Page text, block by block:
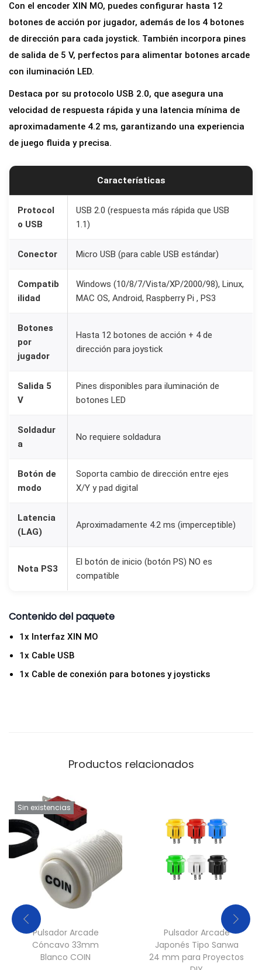
Con el encoder XIN MO, puedes configurar hasta 12
botones de acción por jugador, además de los 4 botones
de dirección para cada joystick. También incorpora pines
de salida de 5 V, perfectos para alimentar botones arcade
con iluminación LED.
Destaca por su protocolo USB 2.0, que asegura una
velocidad de respuesta rápida y una latencia mínima de
aproximadamente 4.2 ms, garantizando una experiencia
de juego fluida y precisa.
Características
Protocol
o USB
USB 2.0 (respuesta más rápida que USB
1.1)
Conector Micro USB (para cable USB estándar)
Compatib
ilidad
Windows (10/8/7/Vista/XP/2000/98), Linux,
MAC OS, Android, Raspberry Pi , PS3
Botones
por
jugador
Hasta 12 botones de acción + 4 de
dirección para joystick
Salida 5
V
Pines disponibles para iluminación de
botones LED
Soldadur
a
No requiere soldadura
Botón de
modo
Soporta cambio de dirección entre ejes
X/Y y pad digital
Latencia
(LAG)
Aproximadamente 4.2 ms (imperceptible)
Nota PS3
El botón de inicio (botón PS) NO es
compatible
Contenido del paquete
1x Interfaz XIN MO
1x Cable USB
1x Cable de conexión para botones y joysticks
Productos relacionados
Sin existencias
Pulsador Arcade
Cóncavo 33mm
Blanco COIN
Pulsador Arcade
Japonés Tipo Sanwa
24 mm para Proyectos